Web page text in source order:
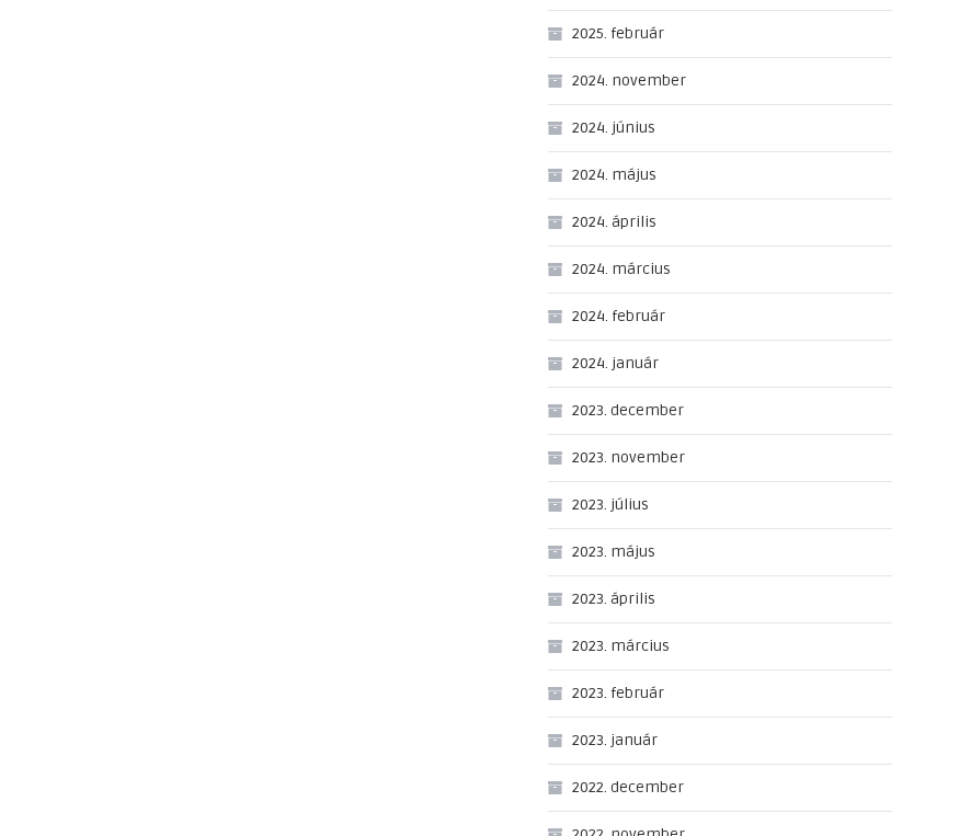
2025. február
2024. november
2024. június
2024. május
2024. április
2024. március
2024. február
2024. január
2023. december
2023. november
2023. július
2023. május
2023. április
2023. március
2023. február
2023. január
2022. december